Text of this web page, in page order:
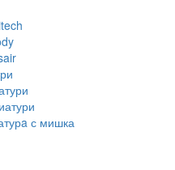
с мишка